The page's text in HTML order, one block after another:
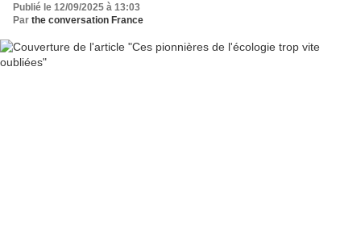
Publié le 12/09/2025 à 13:03
Par the conversation France